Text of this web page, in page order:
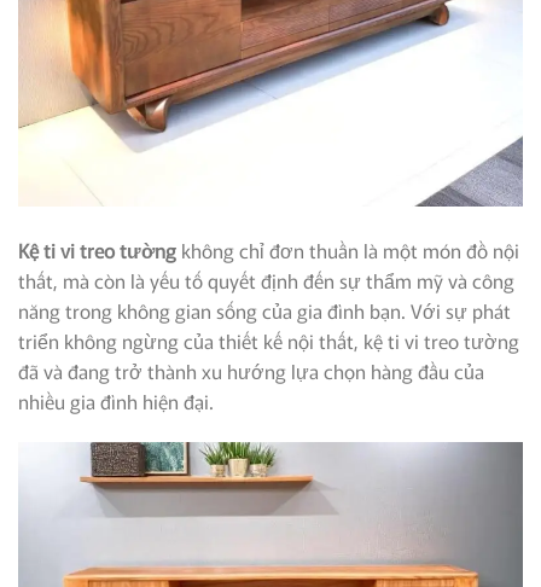
Kệ ti vi treo tường không chỉ đơn thuần là một món đồ nội
thất, mà còn là yếu tố quyết định đến sự thẩm mỹ và công
năng trong không gian sống của gia đình bạn. Với sự phát
triển không ngừng của thiết kế nội thất, kệ ti vi treo tường
đã và đang trở thành xu hướng lựa chọn hàng đầu của
nhiều gia đình hiện đại.